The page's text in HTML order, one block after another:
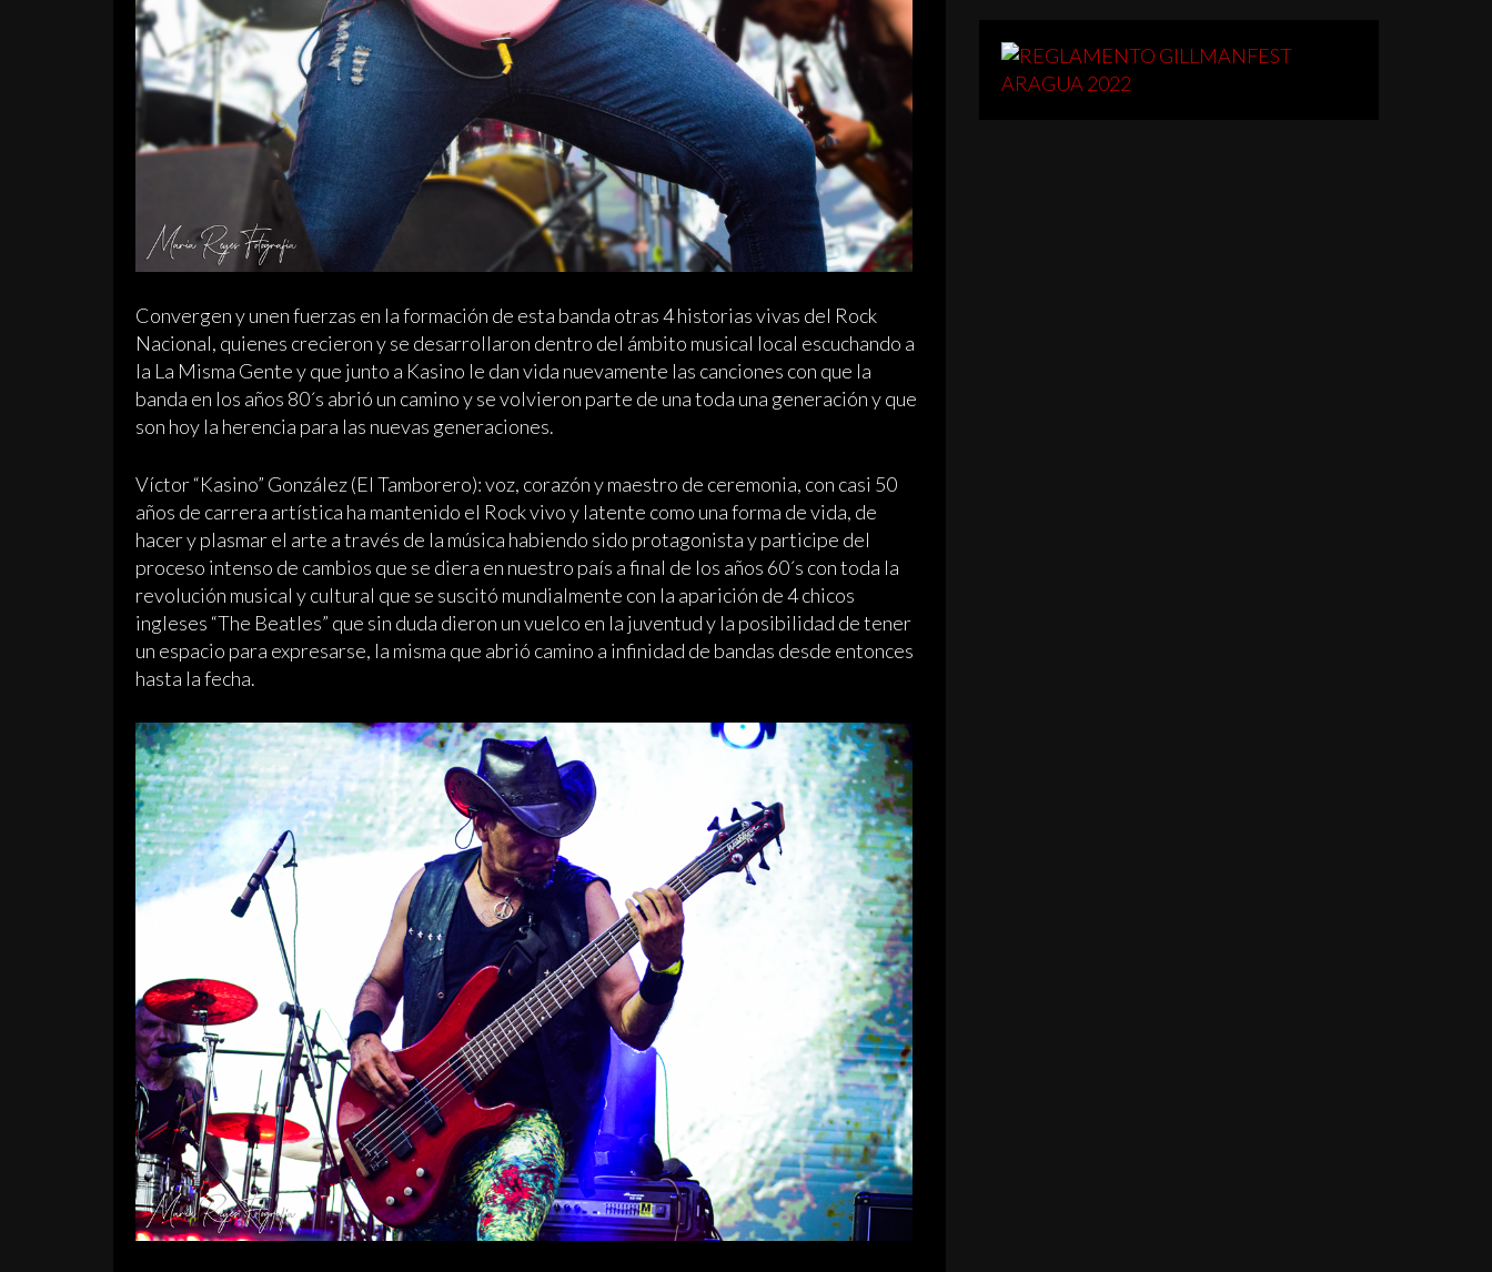
Convergen y unen fuerzas en la formación de esta banda otras 4 historias vivas del Rock
Nacional, quienes crecieron y se desarrollaron dentro del ámbito musical local escuchando a
la La Misma Gente y que junto a Kasino le dan vida nuevamente las canciones con que la
banda en los años 80´s abrió un camino y se volvieron parte de una toda una generación y que
son hoy la herencia para las nuevas generaciones.
Víctor “Kasino” González (El Tamborero): voz, corazón y maestro de ceremonia, con casi 50
años de carrera artística ha mantenido el Rock vivo y latente como una forma de vida, de
hacer y plasmar el arte a través de la música habiendo sido protagonista y participe del
proceso intenso de cambios que se diera en nuestro país a final de los años 60´s con toda la
revolución musical y cultural que se suscitó mundialmente con la aparición de 4 chicos
ingleses “The Beatles” que sin duda dieron un vuelco en la juventud y la posibilidad de tener
un espacio para expresarse, la misma que abrió camino a infinidad de bandas desde entonces
hasta la fecha.